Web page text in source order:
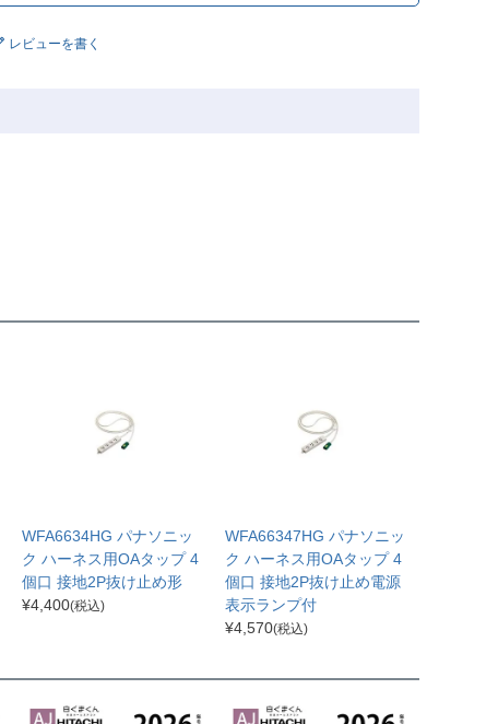
レビューを書く
WFA6634HG パナソニッ
ク ハーネス用OAタップ 4
個口 接地2P抜け止め形
¥4,400(税込)
WFA66347HG パナソニッ
ク ハーネス用OAタップ 4
個口 接地2P抜け止め電源
表示ランプ付
¥4,570(税込)